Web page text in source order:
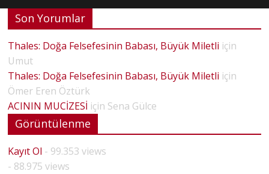
Son Yorumlar
Thales: Doğa Felsefesinin Babası, Büyük Miletli için
Umut
Thales: Doğa Felsefesinin Babası, Büyük Miletli için
Ömer Eren Öztürk
ACININ MUCİZESİ için Sena Gülce
Görüntülenme
Kayıt Ol - 99.353 views
- 88.975 views